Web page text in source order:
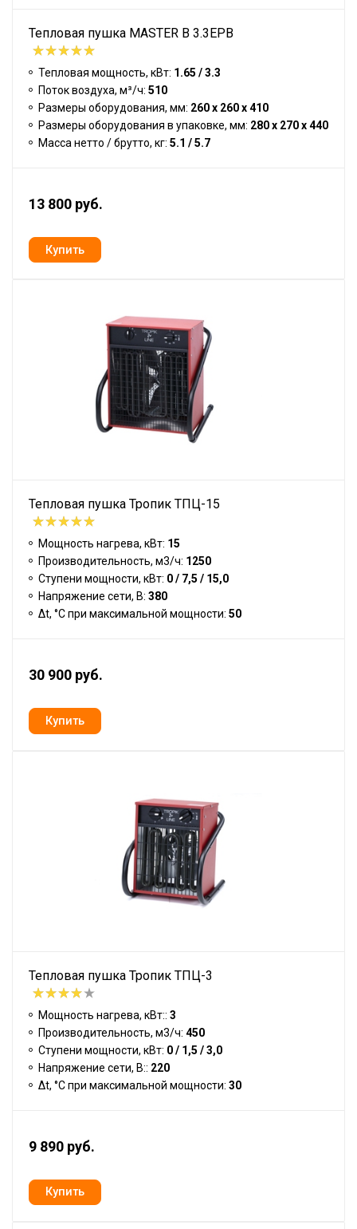
Тепловая пушка MASTER B 3.3EPB
Тепловая мощность, кВт: 1.65 / 3.3
Поток воздуха, м³/ч: 510
Размеры оборудования, мм: 260 x 260 x 410
Размеры оборудования в упаковке, мм: 280 x 270 x 440
Масса нетто / брутто, кг: 5.1 / 5.7
13 800 руб.
Тепловая пушка Тропик ТПЦ-15
Мощность нагрева, кВт: 15
Производительность, м3/ч: 1250
Ступени мощности, кВт: 0 / 7,5 / 15,0
Напряжение сети, В: 380
Δt, °C при максимальной мощности: 50
30 900 руб.
Тепловая пушка Тропик ТПЦ-3
Мощность нагрева, кВт:: 3
Производительность, м3/ч: 450
Ступени мощности, кВт: 0 / 1,5 / 3,0
Напряжение сети, В:: 220
Δt, °C при максимальной мощности: 30
9 890 руб.